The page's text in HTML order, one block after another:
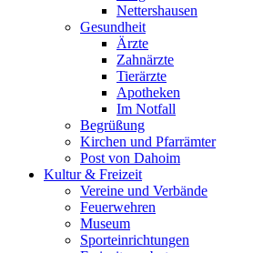
Nettershausen
Gesundheit
Ärzte
Zahnärzte
Tierärzte
Apotheken
Im Notfall
Begrüßung
Kirchen und Pfarrämter
Post von Dahoim
Kultur & Freizeit
Vereine und Verbände
Feuerwehren
Museum
Sporteinrichtungen